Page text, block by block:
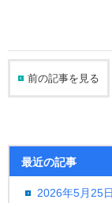
前の記事を見る
最近の記事
2026年5月25日